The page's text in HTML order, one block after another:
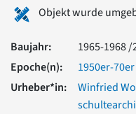
Romanik
Römische Antike
Über uns
Über baukunst-nrw
Fachbeirat
Objekt wurde
Baujahr:
1965-1968
Epoche(n):
1950er-
Urheber*in:
Winfried